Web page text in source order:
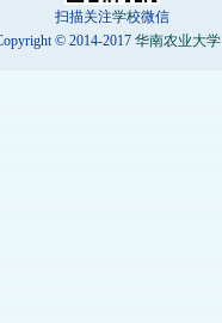
扫描关注学校微信
© 2014-2017 华南农业大学